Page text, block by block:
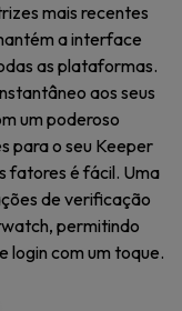
mais recentes
a interface
as plataformas.
aos seus
um poderoso
para o seu Keeper
fatores é fácil. Uma
de verificação
permitindo
login com um toque.